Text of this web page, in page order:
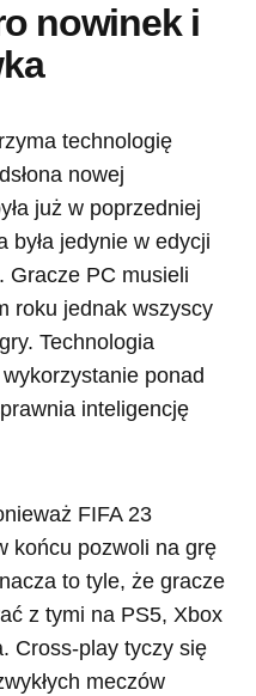
nowinek i
technologię
nowej
już w poprzedniej
była jedynie w edycji
Gracze PC musieli
roku jednak wszyscy
Technologia
ponad
inteligencję
FIFA 23
końcu pozwoli na grę
to tyle, że gracze
z tymi na PS5, Xbox
Cross-play tyczy się
meczów